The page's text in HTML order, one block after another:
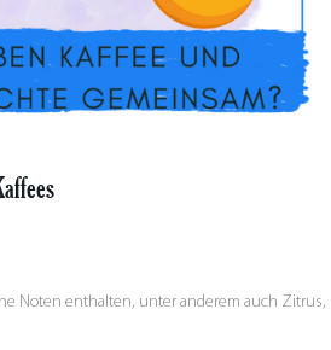
Noten enthalten, unter anderem auch Zitrus,